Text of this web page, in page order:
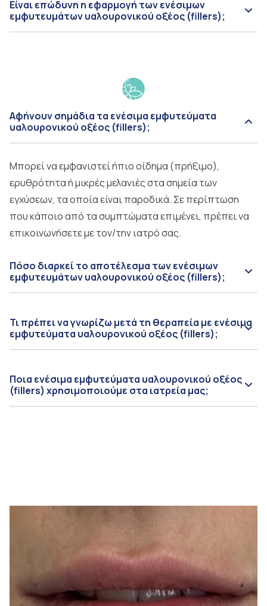
Είναι επώδυνη η εφαρμογή των ενέσιμων
εμφυτευμάτων υαλουρονικού οξέος (fillers);
Αφήνουν σημάδια τα ενέσιμα εμφυτεύματα
υαλουρονικού οξέος (fillers);
Μπορεί να εμφανιστεί ήπιο οίδημα (πρήξιμο),
ερυθρότητα ή μικρές μελανιές στα σημεία των
εγχύσεων, τα οποία είναι παροδικά. Σε περίπτωση
που κάποιο από τα συμπτώματα επιμένει, πρέπει να
επικοινωνήσετε με τον/την ιατρό σας.
Πόσο διαρκεί το αποτέλεσμα των ενέσιμων
εμφυτευμάτων υαλουρονικού οξέος (fillers);
Τι πρέπει να γνωρίζω μετά τη θεραπεία με ενέσιμα
εμφυτεύματα υαλουρονικού οξέος (fillers);
Ποια ενέσιμα εμφυτεύματα υαλουρονικού οξέος
(fillers) χρησιμοποιούμε στα ιατρεία μας;